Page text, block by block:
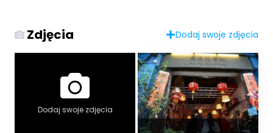
Zdjęcia Dodaj swoje zdjęcia
Dodaj swoje zdjęcia